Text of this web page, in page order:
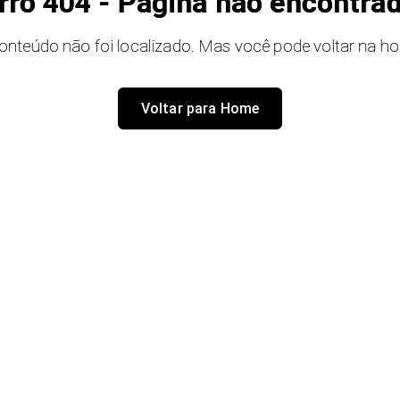
não foi localizado. Mas você pode voltar na
Voltar para Home